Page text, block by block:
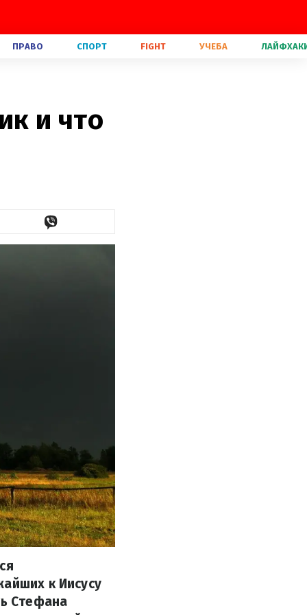
ПРАВО СПОРТ FIGHT УЧЕБА
и что
к Иисусу
Стефана